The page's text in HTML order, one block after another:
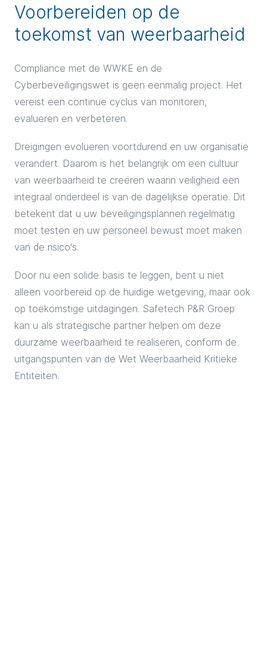
Voorbereiden op de
toekomst van weerbaarheid
Compliance met de WWKE en de
Cyberbeveiligingswet is geen eenmalig project. Het
vereist een continue cyclus van monitoren,
evalueren en verbeteren.
Dreigingen evolueren voortdurend en uw organisatie
verandert. Daarom is het belangrijk om een cultuur
van weerbaarheid te creëren waarin veiligheid een
integraal onderdeel is van de dagelijkse operatie. Dit
betekent dat u uw beveiligingsplannen regelmatig
moet testen en uw personeel bewust moet maken
van de risico's.
Door nu een solide basis te leggen, bent u niet
alleen voorbereid op de huidige wetgeving, maar ook
op toekomstige uitdagingen. Safetech P&R Groep
kan u als strategische partner helpen om deze
duurzame weerbaarheid te realiseren, conform de
uitgangspunten van de Wet Weerbaarheid Kritieke
Entiteiten.